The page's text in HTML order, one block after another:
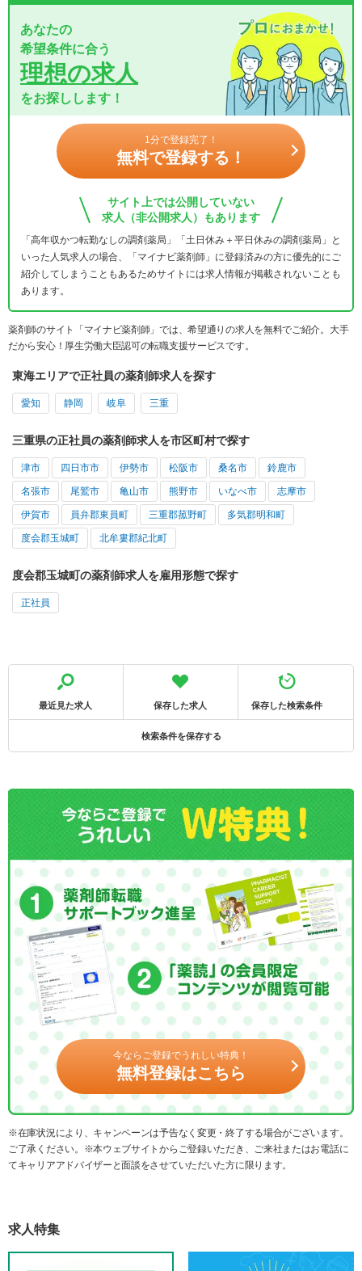
あなたの
希望条件に合う
理想の求人
をお探しします！
1分で登録完了！
無料で登録する！
サイト上では公開していない
求人（非公開求人）もあります
「高年収かつ転勤なしの調剤薬局」「土日休み＋平日休みの調剤薬局」と
いった人気求人の場合、「マイナビ薬剤師」に登録済みの方に優先的にご
紹介してしまうこともあるためサイトには求人情報が掲載されないことも
あります。
薬剤師のサイト「マイナビ薬剤師」では、希望通りの求人を無料でご紹介。大手
だから安心！厚生労働大臣認可の転職支援サービスです。
東海エリアで正社員の薬剤師求人を探す
愛知 静岡 岐阜 三重
三重県の正社員の薬剤師求人を市区町村で探す
津市 四日市市 伊勢市 松阪市 桑名市 鈴鹿市
名張市 尾鷲市 亀山市 熊野市 いなべ市 志摩市
伊賀市 員弁郡東員町 三重郡菰野町 多気郡明和町
度会郡玉城町 北牟婁郡紀北町
度会郡玉城町の薬剤師求人を雇用形態で探す
正社員
最近見た求人 保存した求人 保存した検索条件
検索条件を保存する
今ならご登録でうれしい特典！
無料登録はこちら
※在庫状況により、キャンペーンは予告なく変更・終了する場合がございます。
ご了承ください。※本ウェブサイトからご登録いただき、ご来社またはお電話に
てキャリアアドバイザーと面談をさせていただいた方に限ります。
求人特集